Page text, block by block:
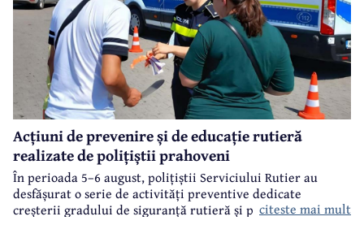
Acțiuni de prevenire și de educație rutieră
realizate de polițiștii prahoveni
În perioada 5–6 august, polițiștii Serviciului Rutier au
desfășurat o serie de activități preventive dedicate
creșterii gradului de siguranță rutieră și promovării unui
citeste mai mult